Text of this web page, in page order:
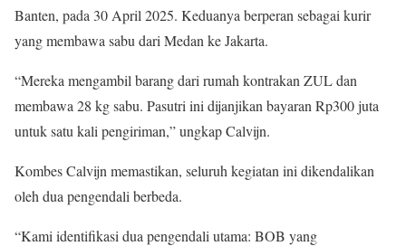
Banten, pada 30 April 2025. Keduanya berperan sebagai kurir
yang membawa sabu dari Medan ke Jakarta.
“Mereka mengambil barang dari rumah kontrakan ZUL dan
membawa 28 kg sabu. Pasutri ini dijanjikan bayaran Rp300 juta
untuk satu kali pengiriman,” ungkap Calvijn.
Kombes Calvijn memastikan, seluruh kegiatan ini dikendalikan
oleh dua pengendali berbeda.
“Kami identifikasi dua pengendali utama: BOB yang